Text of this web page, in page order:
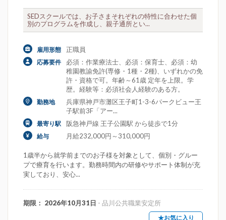
SEDスクールでは、お子さまそれぞれの特性に合わせた個
別のプログラムを作成し、親子通所とい...
雇用形態 正職員
応募要件
必須：作業療法士、必須：保育士、必須：幼
稚園教諭免許(専修・1種・2種)、いずれかの免
許・資格で可。年齢～61歳 定年を上限。学
歴。経験等：必須社会人経験のある方。
勤務地
兵庫県神戸市灘区王子町1-3-6パークビュー王
子駅前3F「アー...
最寄り駅 阪急神戸線 王子公園駅 から徒歩で1分
給与 月給232,000円～310,000円
1歳半から就学前までのお子様を対象として、個別・グルー
プで療育を行います。勤務時間内の研修やサポート体制が充
実しており、安心...
期限： 2026年10月31日 - 品川公共職業安定所
★お気に入り